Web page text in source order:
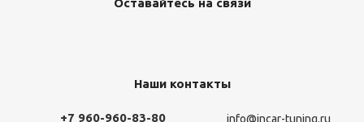
Оставайтесь на связи
Наши контакты
+7 960-960-83-80 info@incar-tuning.ru